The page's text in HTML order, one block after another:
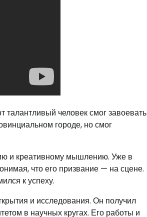
талантливый человек смог завоевать
городе, но смог
и креативному мышлению. Уже в
что его призвание — на сцене.
к успеху.
и исследования. Он получил
в научных кругах. Его работы и